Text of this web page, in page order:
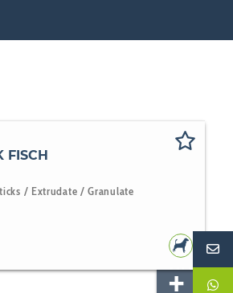
FISCH
/ Extrudate / Granulate